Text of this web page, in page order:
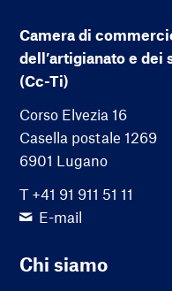
Camera di
dell’artigianato e dei
(Cc-Ti)
Corso Elvezia 16
Casella postale 1269
6901 Lugano
T +41 91 911 51 11
E-mail
Chi siamo